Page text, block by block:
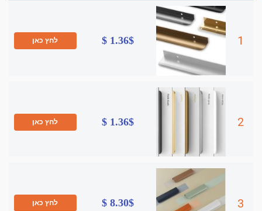
1
1.36$ $ לחץ כאן
2
1.36$ $ לחץ כאן
3
8.30$ $ לחץ כאן